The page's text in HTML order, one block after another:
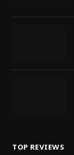
TOP REVIEWS